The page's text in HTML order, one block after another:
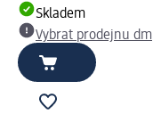
Skladem
Vybrat prodejnu dm